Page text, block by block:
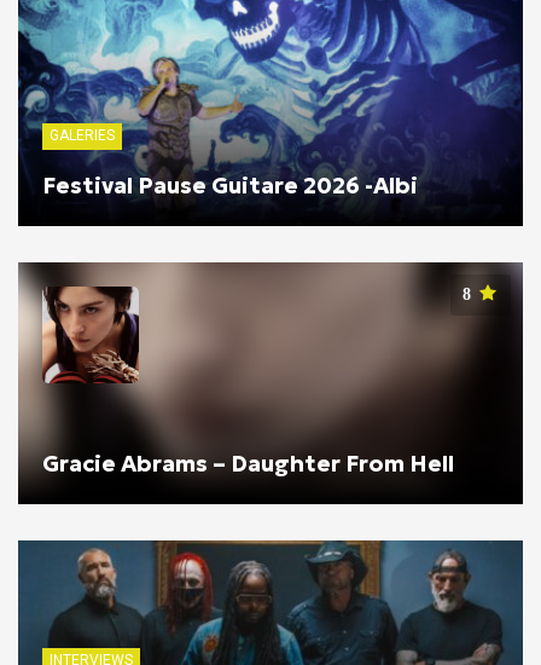
GALERIES
Festival Pause Guitare 2026 -Albi
8
Gracie Abrams – Daughter From Hell
INTERVIEWS